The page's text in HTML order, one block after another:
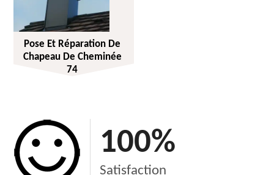
Pose Et Réparation De
Chapeau De Cheminée
74
100%
Satisfaction